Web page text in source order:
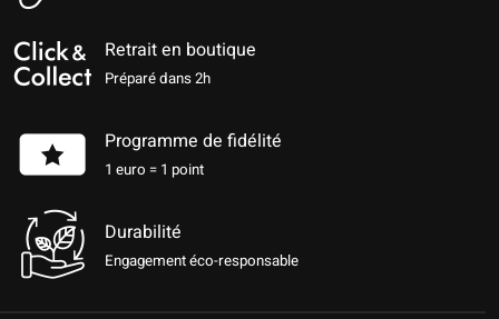
Retrait en boutique
Préparé dans 2h
Programme de fidélité
1 euro = 1 point
Durabilité
Engagement éco-responsable